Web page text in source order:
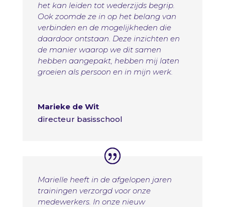
het kan leiden tot wederzijds begrip.
Ook zoomde ze in op het belang van
verbinden en de mogelijkheden die
daardoor ontstaan. Deze inzichten en
de manier waarop we dit samen
hebben aangepakt, hebben mij laten
groeien als persoon en in mijn werk.
Marieke de Wit
directeur basisschool
Marielle heeft in de afgelopen jaren
trainingen verzorgd voor onze
medewerkers. In onze nieuw